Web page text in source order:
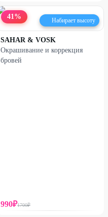
41% Набирает высоту
SAHAR & VOSK
Окрашивание и коррекция
бровей
990₽1700₽